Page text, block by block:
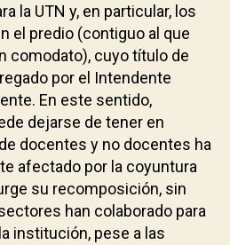
la UTN y, en particular, los
el predio (contiguo al que
comodato), cuyo título de
por el Intendente
En este sentido,
dejarse de tener en
docentes y no docentes ha
afectado por la coyuntura
su recomposición, sin
han colaborado para
institución, pese a las